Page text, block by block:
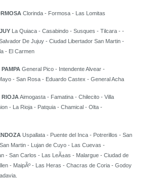
Clorinda - Formosa - Las Lomitas
La Quiaca - Casabindo - Susques - Tilcara - -
De Jujuy - Ciudad Libertador San Martin -
- El Carmen
General Pico - Intendente Alvear -
- San Rosa - Eduardo Castex - General Acha
RIOJAAimogasta - Famatina - Chilecito - Villa
- La Rioja - Patquia - Chamical - Olta -
Uspallata - Puente del Inca - Potrerillos - San
Martin - Lujan de Cuyo - Las Cuevas -
- San Carlos - Las LeÃ±as - Malargue - Ciudad de
- MaipÃº - Las Heras - Chacras de Coria - Godoy